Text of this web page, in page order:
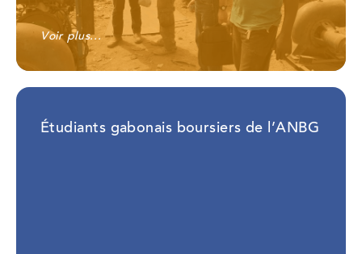
Voir plus...
Étudiants gabonais boursiers de l’ANBG